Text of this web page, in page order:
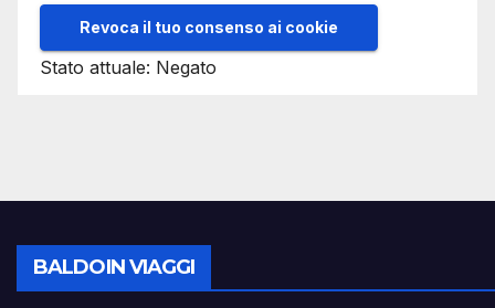
Revoca il tuo consenso ai cookie
Stato attuale: Negato
BALDOIN VIAGGI